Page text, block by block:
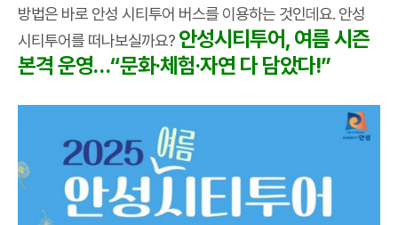
방법은 바로 안성 시티투어 버스를 이용하는 것인데요. 안성
시티투어를 떠나보실까요? 안성시티투어, 여름 시즌
본격 운영…“문화·체험·자연 다 담았다!”